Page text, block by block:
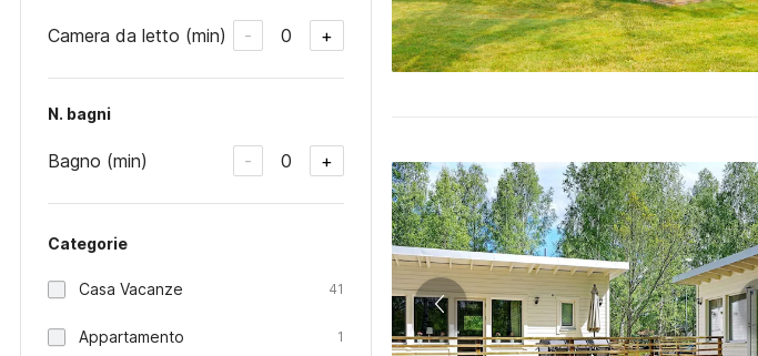
Camera da letto (min) - 0 +
N. bagni
Bagno (min) - 0 +
Categorie
Casa Vacanze 41
Appartamento 1